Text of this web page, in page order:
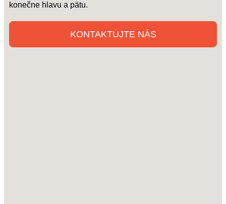
konečne hlavu a pätu.
KONTAKTUJTE NÁS